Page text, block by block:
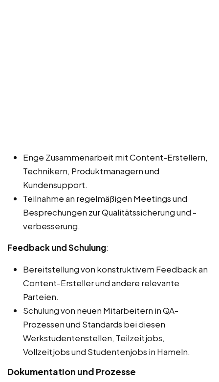
Enge Zusammenarbeit mit Content-Erstellern,
Technikern, Produktmanagern und
Kundensupport.
Teilnahme an regelmäßigen Meetings und
Besprechungen zur Qualitätssicherung und -
verbesserung.
Feedback und Schulung:
Bereitstellung von konstruktivem Feedback an
Content-Ersteller und andere relevante
Parteien.
Schulung von neuen Mitarbeitern in QA-
Prozessen und Standards bei diesen
Werkstudentenstellen, Teilzeitjobs,
Vollzeitjobs und Studentenjobs in Hameln.
Dokumentation und Prozesse